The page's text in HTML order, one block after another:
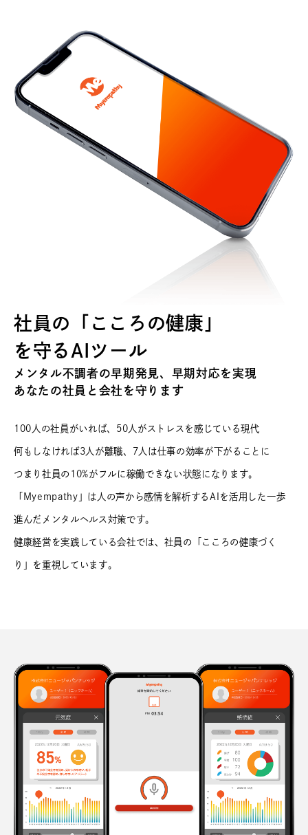
社員の「こころの健康」
を守るAIツール
メンタル不調者の早期発見、早期対応を実現
あなたの社員と会社を守ります
100人の社員がいれば、50人がストレスを感じている現代
何もしなければ3人が離職、7人は仕事の効率が下がることに
つまり社員の10%がフルに稼働できない状態になります。
「Myempathy」は人の声から感情を解析するAIを活用した一歩
進んだメンタルヘルス対策です。
健康経営を実践している会社では、社員の「こころの健康づく
り」 を重視しています。